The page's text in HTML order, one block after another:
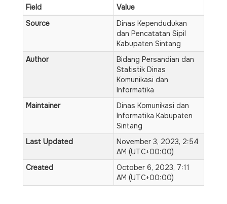
Field
Value
Source
Dinas Kependudukan
dan Pencatatan Sipil
Kabupaten Sintang
Author
Bidang Persandian dan
Statistik Dinas
Komunikasi dan
Informatika
Maintainer
Dinas Komunikasi dan
Informatika Kabupaten
Sintang
Last Updated
November 3, 2023, 2:54
AM (UTC+00:00)
Created
October 6, 2023, 7:11
AM (UTC+00:00)